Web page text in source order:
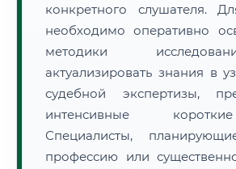
конкретного слушателя.
необходимо оперативно
методики
актуализировать знания в
судебной экспертизы,
интенсивные
Специалисты,
профессию или